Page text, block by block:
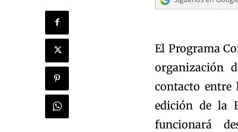
El Programa
organización
contacto entre
edición de la
funcionará